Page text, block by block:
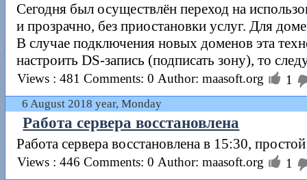
Сегодня был осуществлён переход на
и прозрачно, без приостановки услуг. Для
В случае подключения новых доменов эта
настроить DS-запись (подписать зону), то
Views : 481 Comments: 0 Author: maasoft.org  1
6 August 2018 year, Monday
Работа сервера восстановлена
Работа сервера восстановлена в 15:30,
Views : 446 Comments: 0 Author: maasoft.org  1